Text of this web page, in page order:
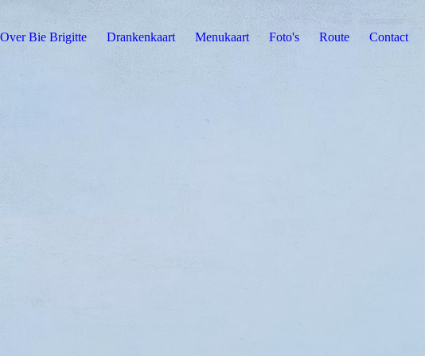
Over Bie Brigitte Drankenkaart Menukaart Foto's Route Contact